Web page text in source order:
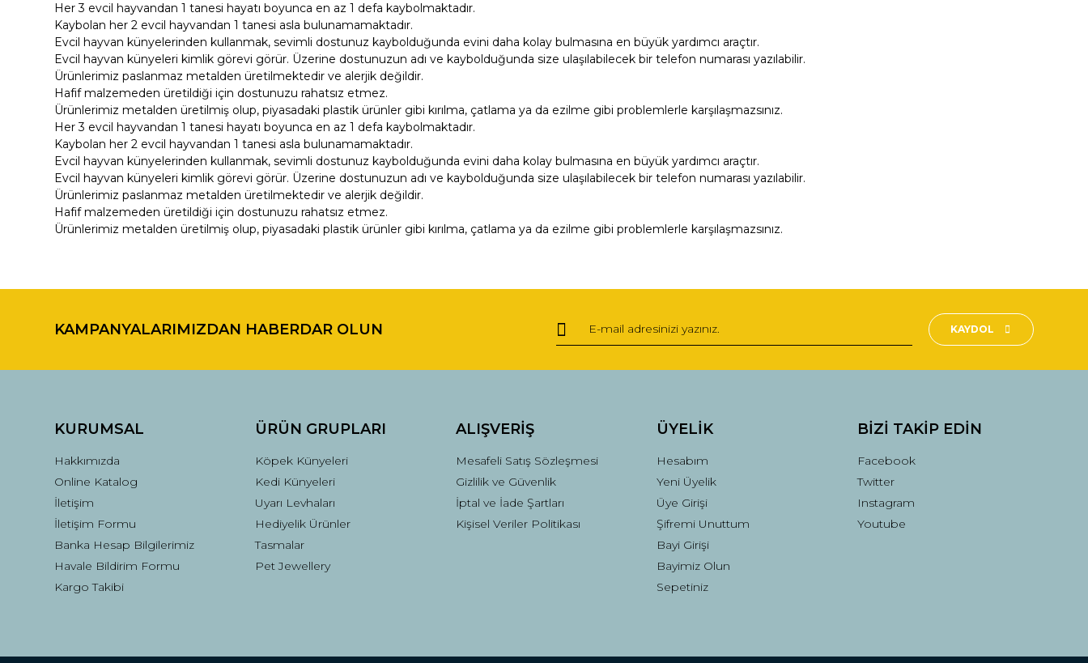
Her 3 evcil hayvandan 1 tanesi hayatı boyunca en az 1 defa kaybolmaktadır.
Kaybolan her 2 evcil hayvandan 1 tanesi asla bulunamamaktadır.
Evcil hayvan künyelerinden kullanmak, sevimli dostunuz kaybolduğunda evini daha kolay bulmasına en büyük yardımcı araçtır.
Evcil hayvan künyeleri kimlik görevi görür. Üzerine dostunuzun adı ve kaybolduğunda size ulaşılabilecek bir telefon numarası yazılabilir.
Ürünlerimiz paslanmaz metalden üretilmektedir ve alerjik değildir.
Hafif malzemeden üretildiği için dostunuzu rahatsız etmez.
Ürünlerimiz metalden üretilmiş olup, piyasadaki plastik ürünler gibi kırılma, çatlama ya da ezilme gibi problemlerle karşılaşmazsınız.
Her 3 evcil hayvandan 1 tanesi hayatı boyunca en az 1 defa kaybolmaktadır.
Kaybolan her 2 evcil hayvandan 1 tanesi asla bulunamamaktadır.
Evcil hayvan künyelerinden kullanmak, sevimli dostunuz kaybolduğunda evini daha kolay bulmasına en büyük yardımcı araçtır.
Evcil hayvan künyeleri kimlik görevi görür. Üzerine dostunuzun adı ve kaybolduğunda size ulaşılabilecek bir telefon numarası yazılabilir.
Ürünlerimiz paslanmaz metalden üretilmektedir ve alerjik değildir.
Hafif malzemeden üretildiği için dostunuzu rahatsız etmez.
Ürünlerimiz metalden üretilmiş olup, piyasadaki plastik ürünler gibi kırılma, çatlama ya da ezilme gibi problemlerle karşılaşmazsınız.
Yorum Yaz
Görüş ve önerileriniz için teşekkür ederiz.
Ürün resmi kalitesiz, bozuk veya görüntülenemiyor.
Ürün bilgilerinde hatalar bulunuyor.
Bu ürüne benzer farklı alternatifler olmalı.
Gönder
KAMPANYALARIMIZDAN HABERDAR OLUN KAYDOL
KURUMSAL
Hakkımızda
Online Katalog
İletişim
İletişim Formu
Banka Hesap Bilgilerimiz
Havale Bildirim Formu
Kargo Takibi
ÜRÜN GRUPLARI
Köpek Künyeleri
Kedi Künyeleri
Uyarı Levhaları
Hediyelik Ürünler
Tasmalar
Pet Jewellery
ALIŞVERİŞ
Mesafeli Satış Sözleşmesi
Gizlilik ve Güvenlik
İptal ve İade Şartları
Kişisel Veriler Politikası
ÜYELİK
Hesabım
Yeni Üyelik
Üye Girişi
Şifremi Unuttum
Bayi Girişi
Bayimiz Olun
Sepetiniz
BİZİ TAKİP EDİN
Facebook
Twitter
Instagram
Youtube